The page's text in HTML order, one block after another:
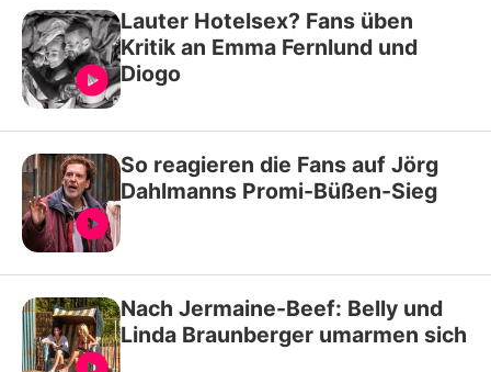
Lauter Hotelsex? Fans üben
Kritik an Emma Fernlund und
Diogo
So reagieren die Fans auf Jörg
Dahlmanns Promi-Büßen-Sieg
Nach Jermaine-Beef: Belly und
Linda Braunberger umarmen sich